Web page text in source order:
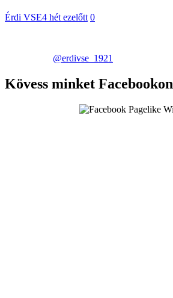
Érdi VSE4 hét ezelőtt 0
@erdivse_1921
Kövess minket Facebookon